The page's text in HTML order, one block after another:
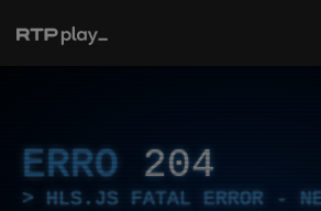
ERRO 204
HLS.JS FATAL ERROR -